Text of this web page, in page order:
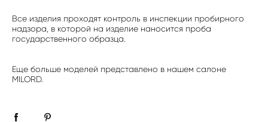
Все изделия проходят контроль в инспекции пробирного
надзора, в которой на изделие наносится проба
государственного образца.
Еще больше моделей представлено в нашем салоне
MILORD.